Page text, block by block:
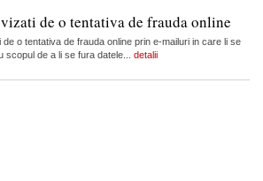
de o tentativa de frauda online
o tentativa de frauda online prin e-mailuri in care li se
de a li se fura datele... detalii